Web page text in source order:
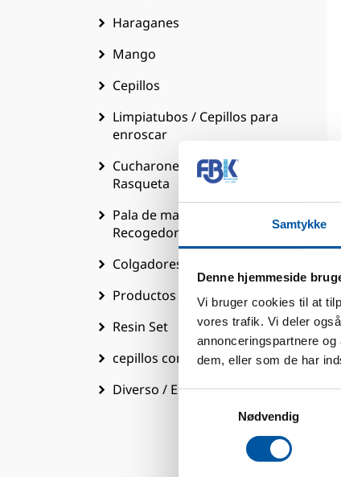
Samtykke
Denne hjemmeside
Vi bruger cookies til at
vores trafik. Vi deler
annonceringspartnere
dem, eller som de har
Samtykkevalg
Nødvendig
Haraganes
Mango
Cepillos
Limpiatubos / Cepillos para
enroscar
Cucharones / Espátulas /
Rasqueta
Pala de mano / Palas / Cubo /
Recogedor con mango
Colgadores
Productos detectables
Resin Set
cepillos con paso de agua
Diverso / Extra